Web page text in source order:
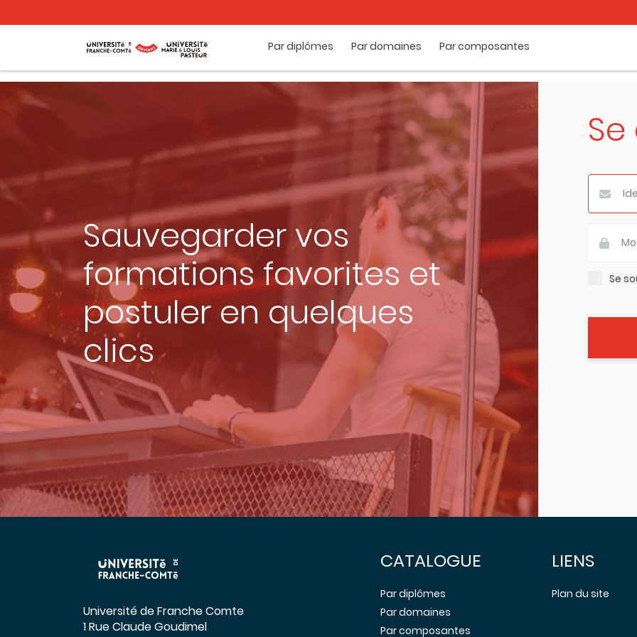
Par diplômes Par domaines Par composantes
Sauvegarder vos
formations favorites et
postuler en quelques
clics
Se
Université de Franche Comte
1 Rue Claude Goudimel
CATALOGUE
Par diplômes
Par domaines
Par composantes
LIENS
Plan du site